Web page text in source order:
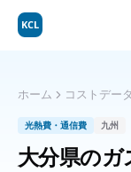
KCL
ホーム コストデータ
光熱費・通信費 九州
大分県のガ